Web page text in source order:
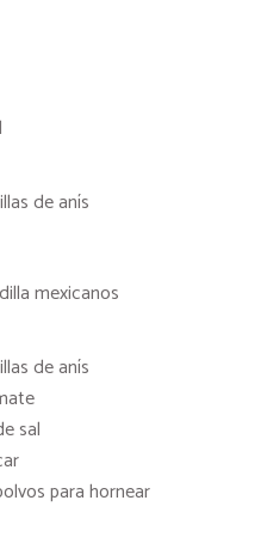
de anís
mexicanos
de anís
sal
para hornear